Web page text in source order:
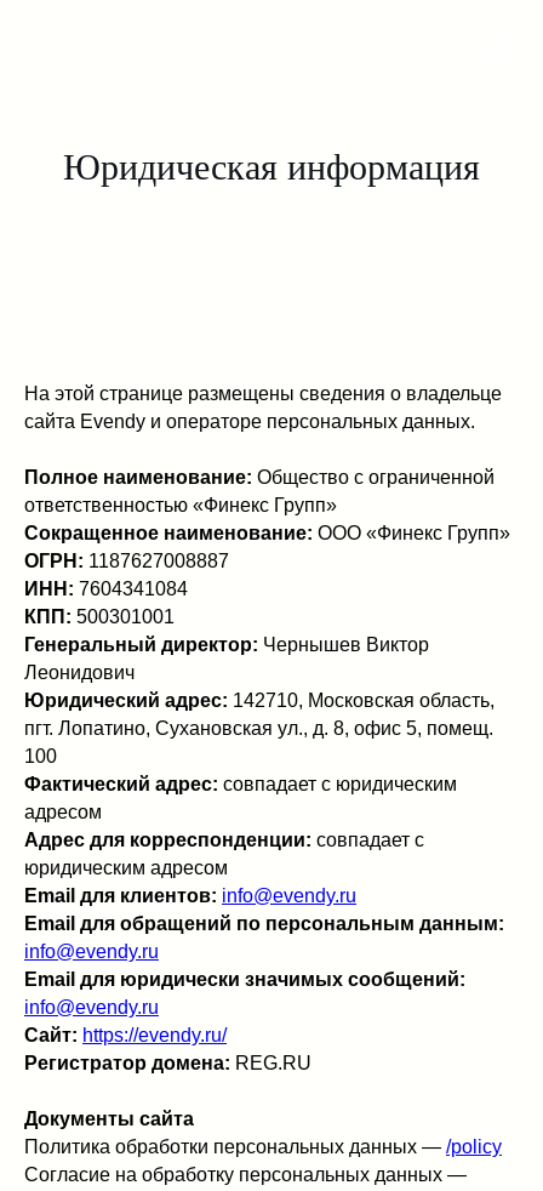
Юридическая информация
На этой странице размещены сведения о владельце
сайта Evendy и операторе персональных данных.
Полное наименование: Общество с ограниченной
ответственностью «Финекс Групп»
Сокращенное наименование: ООО «Финекс Групп»
ОГРН: 1187627008887
ИНН: 7604341084
КПП: 500301001
Генеральный директор: Чернышев Виктор
Леонидович
Юридический адрес: 142710, Московская область,
пгт. Лопатино, Сухановская ул., д. 8, офис 5, помещ.
100
Фактический адрес: совпадает с юридическим
адресом
Адрес для корреспонденции: совпадает с
юридическим адресом
Email для клиентов: info@evendy.ru
Email для обращений по персональным данным:
info@evendy.ru
Email для юридически значимых сообщений:
info@evendy.ru
Сайт: https://evendy.ru/
Регистратор домена: REG.RU
Документы сайта
Политика обработки персональных данных — /policy
Согласие на обработку персональных данных —